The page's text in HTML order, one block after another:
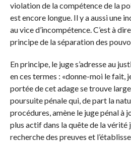
violation de la compétence de la
est encore longue. Il y a aussi une
au vice d’incompétence. C’est à
principe de la séparation des
En principe, le juge s’adresse au
en ces termes : «donne-moi le fait,
portée de cet adage se trouve
poursuite pénale qui, de part la
procédures, amène le juge pénal à
plus actif dans la quête de la vérité
recherche des preuves et